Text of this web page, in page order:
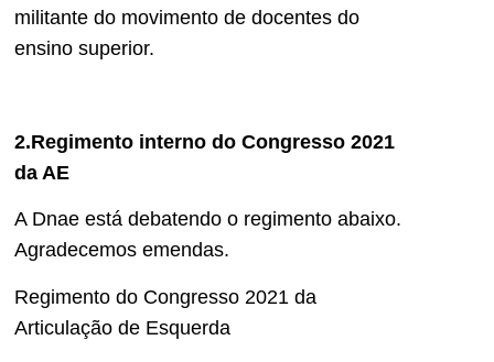
militante do movimento de docentes do
ensino superior.
2.Regimento interno do Congresso 2021
da AE
A Dnae está debatendo o regimento abaixo.
Agradecemos emendas.
Regimento do Congresso 2021 da
Articulação de Esquerda